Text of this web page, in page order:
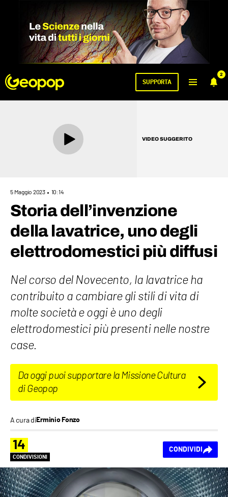
2
SUPPORTA
VIDEO SUGGERITO
5 Maggio 2023 10:14
Storia dell’invenzione
della lavatrice, uno degli
elettrodomestici più diffusi
Nel corso del Novecento, la lavatrice ha
contribuito a cambiare gli stili di vita di
molte società e oggi è uno degli
elettrodomestici più presenti nelle nostre
case.
Da oggi puoi supportare la Missione Cultura
di Geopop
A cura diErminio Fonzo
14
CONDIVISIONI
CONDIVIDI